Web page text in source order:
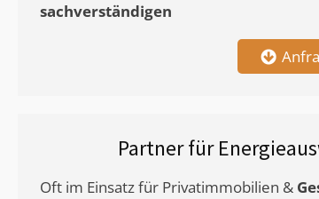
sachverständigen
Partner für
Oft im Einsatz für Privatimmobilien &